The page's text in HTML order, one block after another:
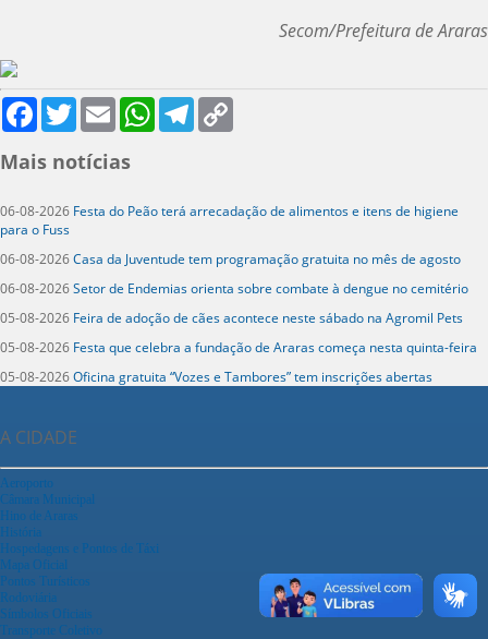
Secom/Prefeitura de Araras
FacebookTwitter Email WhatsAppTelegram
Mais notícias
06-08-2026 Festa do Peão terá arrecadação de alimentos e itens de higiene
para o Fuss
06-08-2026Casa da Juventude tem programação gratuita no mês de agosto
06-08-2026Setor de Endemias orienta sobre combate à dengue no cemitério
05-08-2026 Feira de adoção de cães acontece neste sábado na Agromil Pets
05-08-2026 Festa que celebra a fundação de Araras começa nesta quinta-feira
05-08-2026Oficina gratuita “Vozes e Tambores” tem inscrições abertas
A CIDADE
Aeroporto
Câmara Municipal
Hino de Araras
História
Hospedagens e Pontos de Táxi
Mapa Oficial
Pontos Turísticos
Rodoviária
Símbolos Oficiais
Transporte Coletivo